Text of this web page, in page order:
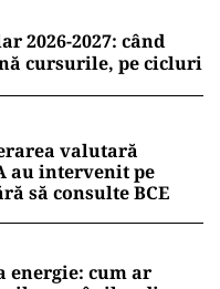
2026-2027: când
cursurile, pe cicluri
valutară
au intervenit pe
să consulte BCE
energie: cum ar